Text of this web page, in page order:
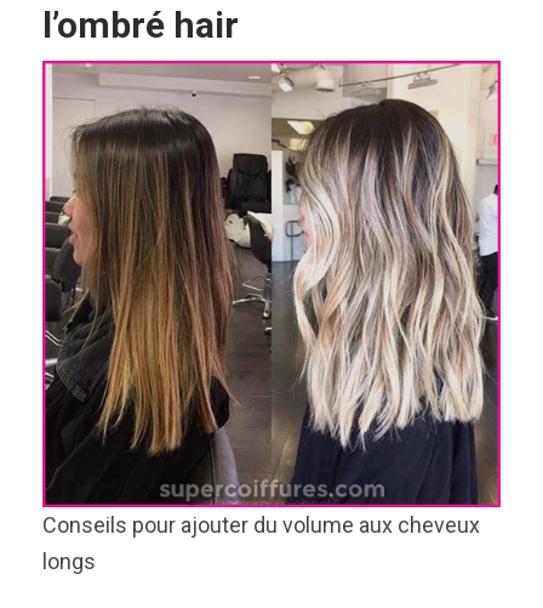
l’ombré hair
Conseils pour ajouter du volume aux cheveux
longs